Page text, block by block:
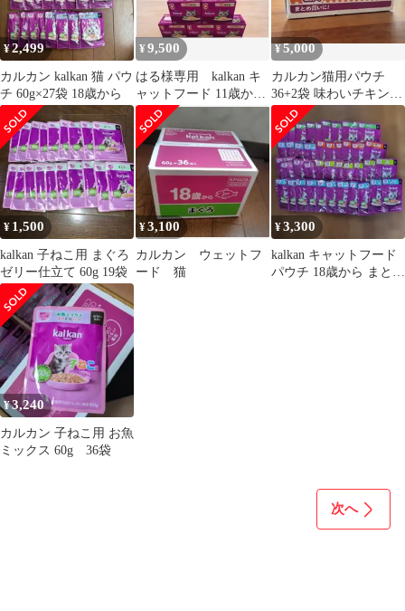
¥2,499
カルカン kalkan 猫 パウ
チ 60g×27袋 18歳から
¥9,500
はる様専用 kalkan キ
ャットフード 11歳から
60g×12袋入 10箱
¥5,000
カルカン猫用パウチ
36+2袋 味わいチキン旧
パッケージ70g ウェッ
トフード
¥ 1,500
kalkan 子ねこ用 まぐろ
ゼリー仕立て 60g 19袋
¥3,100
カルカン ウェットフ
ード 猫
¥3,300
kalkan キャットフード
パウチ 18歳から まとめ
¥3,240
カルカン 子ねこ用 お魚
ミックス 60g 36袋
次へ